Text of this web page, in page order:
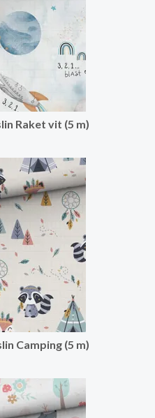
Raket vit (5 m)
Camping (5 m)